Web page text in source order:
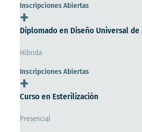
Inscripciones Abiertas
+
Diplomado en Diseño Universal de
Híbrida
Inscripciones Abiertas
+
Curso en Esterilización
Presencial